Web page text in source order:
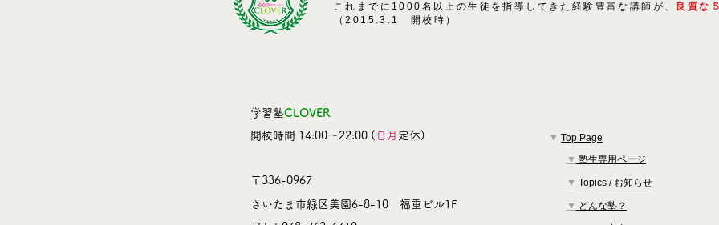
これまでに1000名以上の生徒を指導してきた経験豊富な講師が、
良質な
（2015.3.1 開校時）
学習塾CLOVER
​開校時間 14:00～22:00 ( 日月 定休)
〒336-0967
さいたま市緑区美園6-8-10 福重ビル1F
▼ Top Page
▼ 塾生専用ページ
▼ Topics / お知らせ
▼ どんな塾？